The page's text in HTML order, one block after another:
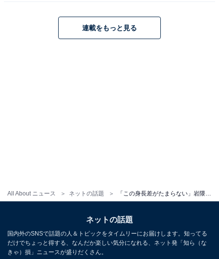
All About ニュース ネットの話題 「この身長差がたまらない」岩隈久志、“結婚23周年”美人妻との顔出しショット公開！ 娘を抱く家族3ショット
連載をもっと見る
ネットの話題
国内外のSNSで話題の人＆トピックをタイムリーにお届けします。知ってる
だけでちょっと得する、なんだか楽しい気分になれる、ネット発「知ら（な
きゃ）損」ニュースが盛りだくさん。